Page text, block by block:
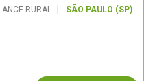
RURAL SÃO PAULO (SP)